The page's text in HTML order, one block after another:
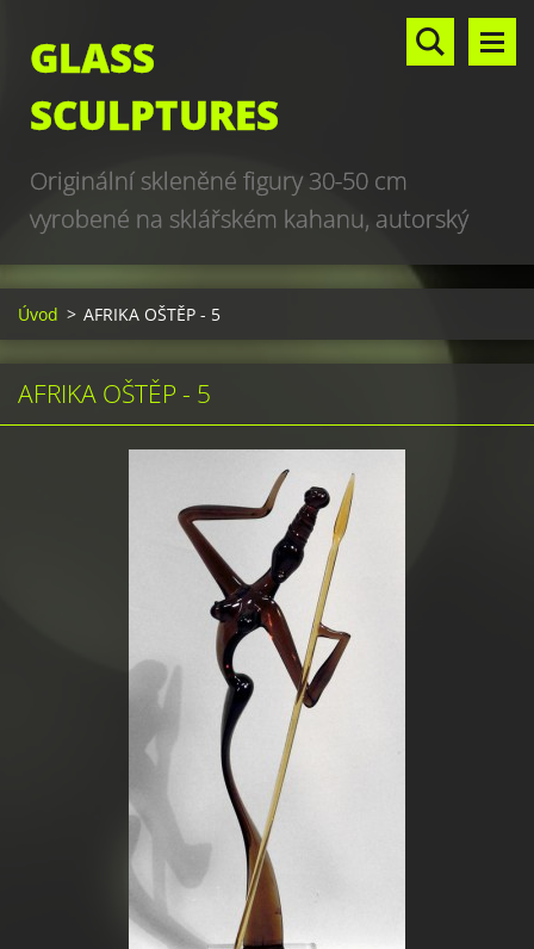
GLASS
SCULPTURES
Originální skleněné figury 30-50 cm
vyrobené na sklářském kahanu, autorský
design, hand made, art glass sculptures,
world unique production
Úvod > AFRIKA OŠTĚP - 5
AFRIKA OŠTĚP - 5